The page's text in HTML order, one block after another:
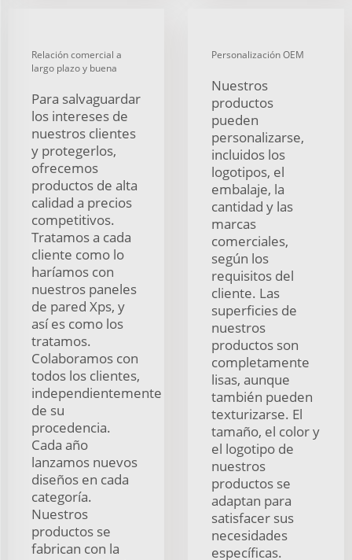
Relación comercial a
largo plazo y buena
Para salvaguardar
los intereses de
nuestros clientes
y protegerlos,
ofrecemos
productos de alta
calidad a precios
competitivos.
Tratamos a cada
cliente como lo
haríamos con
nuestros paneles
de pared Xps, y
así es como los
tratamos.
Colaboramos con
todos los clientes,
independientemente
de su
procedencia.
Cada año
lanzamos nuevos
diseños en cada
categoría.
Nuestros
productos se
fabrican con la
Personalización OEM
Nuestros
productos
pueden
personalizarse,
incluidos los
logotipos, el
embalaje, la
cantidad y las
marcas
comerciales,
según los
requisitos del
cliente. Las
superficies de
nuestros
productos son
completamente
lisas, aunque
también pueden
texturizarse. El
tamaño, el color y
el logotipo de
nuestros
productos se
adaptan para
satisfacer sus
necesidades
específicas.